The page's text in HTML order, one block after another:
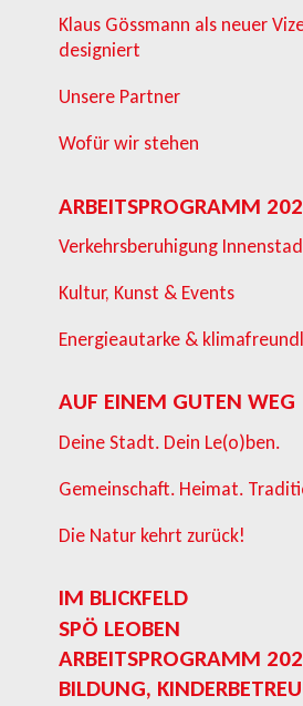
Klaus Gössmann als neuer
designiert
Unsere Partner
Wofür wir stehen
ARBEITSPROGRAMM
Verkehrsberuhigung
Kultur, Kunst & Events
Energieautarke &
AUF EINEM GUTEN WEG
Deine Stadt. Dein Le(o)ben.
Gemeinschaft. Heimat.
Die Natur kehrt zurück!
IM BLICKFELD
SPÖ LEOBEN
ARBEITSPROGRAMM
BILDUNG,